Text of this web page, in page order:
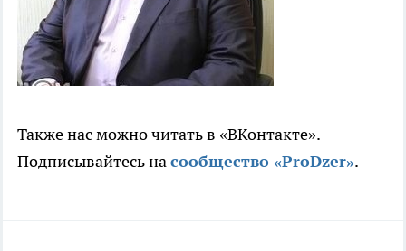
Также нас можно читать в «ВКонтакте».
Подписывайтесь насообщество «ProDzer».